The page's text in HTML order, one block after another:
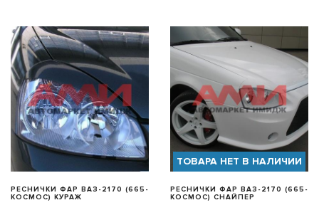
БЫСТРЫЙ ПРОСМОТР
РЕСНИЧКИ ФАР ВАЗ-2170 (665-
КОСМОС) КУРАЖ
БЫСТРЫЙ ПРОСМОТР
ТОВАРА НЕТ В НАЛИЧИИ
РЕСНИЧКИ ФАР ВАЗ-2170 (665-
КОСМОС) СНАЙПЕР